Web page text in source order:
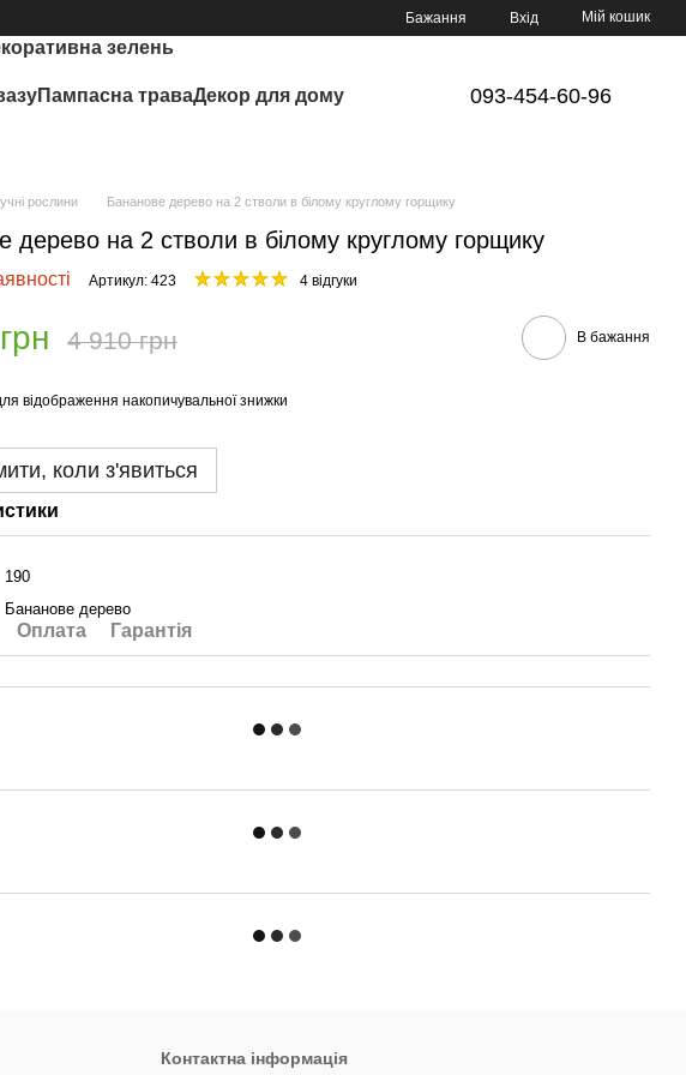
Бажання Вхід Мій кошик
зелень
Пампасна траваДекор для дому 093-454-60-96
рослини Бананове дерево на 2 стволи в білому круглому горщику
дерево на 2 стволи в білому круглому горщику
Артикул: 423 4 відгуки
4 910 грн В бажання
відображення накопичувальної знижки
коли з'явиться
190
Бананове дерево
Оплата Гарантія
Контактна інформація